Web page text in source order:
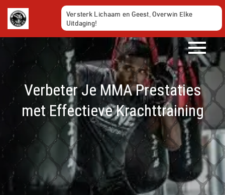
Ga
naar
de
inhoud
Versterk Lichaam en Geest, Overwin Elke
Uitdaging!
Verbeter Je MMA Prestaties
met Effectieve Krachttraining